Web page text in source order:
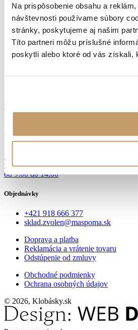
Na prispôsobenie obsahu a
návštevnosti používame súbory
stránky, poskytujeme aj našim
Títo partneri môžu príslušné
poskytli alebo ktoré od vás získali,
KVALITNÁ OCEĽ
Z NEMECKA
Osobný odber
Dobronivská cesta č.6
96001 Zvolen
od 9:00 do 14:00
Objednávky
+421 918 666 377
sklad.zvolen@maspoma.sk
Doprava a platba
Reklamácia a vrátenie tovaru
Odstúpenie od zmluvy
Obchodné podmienky
Ochrana osobných údajov
© 2026, Klobásky.sk